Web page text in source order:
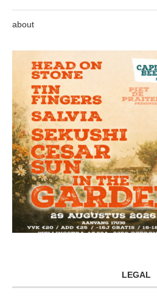
about
LEGAL